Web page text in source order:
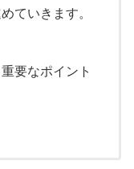
ていきます。
要なポイント